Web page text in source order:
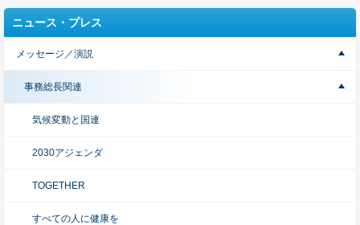
ニュース・プレス
メッセージ／演説
事務総長関連
気候変動と国連
2030アジェンダ
TOGETHER
すべての人に健康を